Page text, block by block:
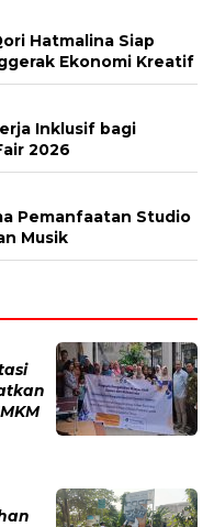
Hatmalina Siap
Ekonomi Kreatif
Inklusif bagi
2026
Pemanfaatan Studio
Musik